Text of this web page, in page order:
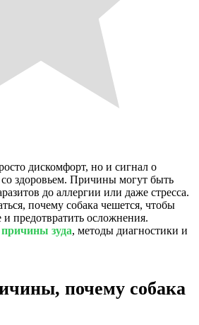
дискомфорт, но и сигнал о
здоровьем. Причины могут быть
до аллергии или даже стресса.
почему собака чешется, чтобы
и предотвратить осложнения.
зуда, методы диагностики и
почему собака